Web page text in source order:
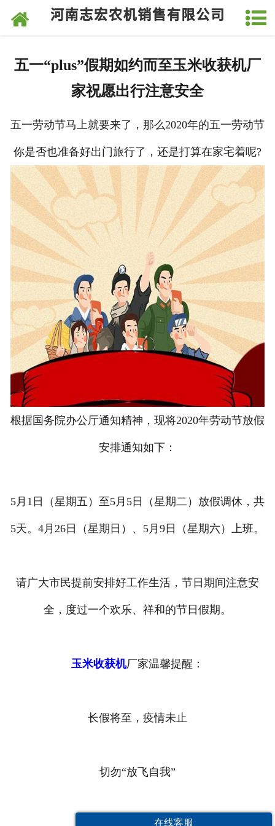
网站首页
发货现场
厂房厂貌
客户留言
联系我们
五一“plus”假期如约而至玉米收获机厂
家祝愿出行注意安全
五一劳动节马上就要来了，那么2020年的五一劳动节
你是否也准备好出门旅行了，还是打算在家宅着呢?
根据国务院办公厅通知精神，现将2020年劳动节放假
安排通知如下：
5月1日（星期五）至5月5日（星期二）放假调休，共
5天。4月26日（星期日）、5月9日（星期六）上班。
请广大市民提前安排好工作生活，节日期间注意安
全，度过一个欢乐、祥和的节日假期。
玉米收获机厂家温馨提醒：
长假将至，疫情未止
切勿“放飞自我”
在线客服